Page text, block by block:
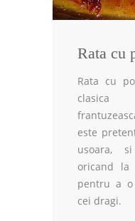
Rata cu
Rata cu
este
usoara,
oricand la
pentru a
cei dragi.